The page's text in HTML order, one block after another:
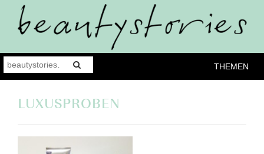
THEMEN
LUXUSPROBEN